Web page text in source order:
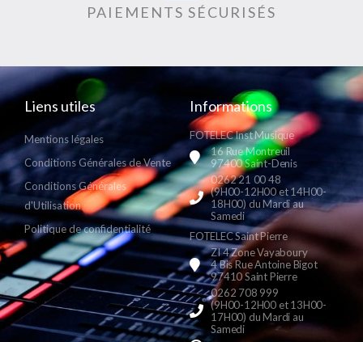
PAIEMENTS SÉCURISÉS
Liens utiles
Mentions légales
Conditions Générales de Vente
Conditions Générales
d'Utilisation
Politique de confidentialité
Informations
FOTELEC Inst Musique
16 Rue Montreuil
97400 Saint-Denis
0262 21 00 48
(9H00-12H00 et 14H00-
18H00) du Mardi au
Samedi
FOTELEC Saint Pierre
ZI 4 Zone Vayaboury
4 Bis Rue Antoine Bigot
97410 Saint Pierre
0262 708 999
(9H00-12H00 et 13H00-
17H00) du Mardi au
Samedi